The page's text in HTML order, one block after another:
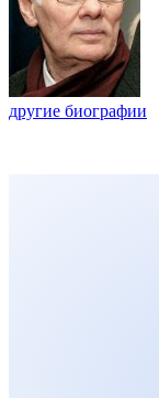
другие биографии